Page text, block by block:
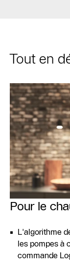
Tout en
Pour le
L'algorithme
les pompes à
commande